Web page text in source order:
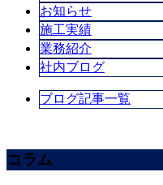
お知らせ
施工実績
業務紹介
社内ブログ
ブログ記事一覧
コラム